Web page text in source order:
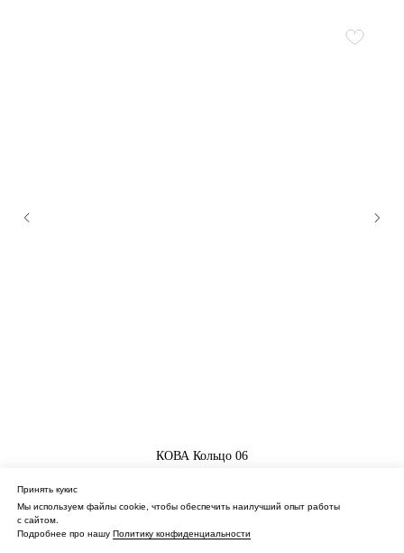
Принять кукис
Мы используем файлы cookie, чтобы обеспечить наилучший опыт работы
с сайтом.
Подробнее про нашу Политику конфиденциальности
КОВА Кольцо 06
85 000 ₽
Купить